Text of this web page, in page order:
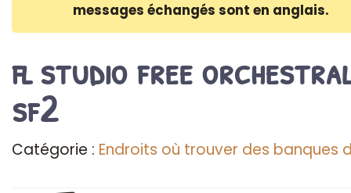
messages échangés sont en anglais.
fl studio free
sf2
Catégorie : Endroits où trouver des banques